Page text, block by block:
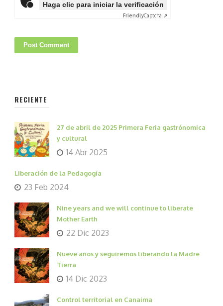
Haga clic para iniciar la verificación
FriendlyCaptcha ⇗
RECIENTE
27 de abril de 2025 Primera Feria gastrónomica
y cultural
14 Abr 2025
Liberación de la Pedagogía
23 Feb 2024
Nine years and we will continue to liberate
Mother Earth
22 Dic 2023
Nueve años y seguiremos liberando la Madre
Tierra
14 Dic 2023
Control territorial en Canaima